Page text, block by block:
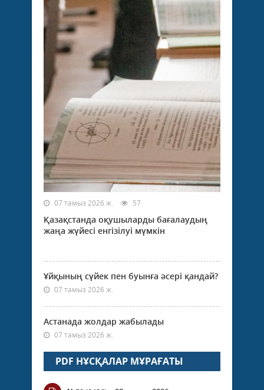
07 тамыз 2026 ж. 57
Қазақстанда оқушыларды бағалаудың
жаңа жүйесі енгізілуі мүмкін
Ұйқының сүйек пен буынға әсері қандай?
07 тамыз 2026 ж.
Астанада жолдар жабылады
07 тамыз 2026 ж.
PDF НҰСҚАЛАР МҰРАҒАТЫ